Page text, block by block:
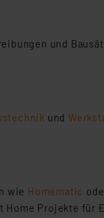
und
und
wie Homematic
Projekte für